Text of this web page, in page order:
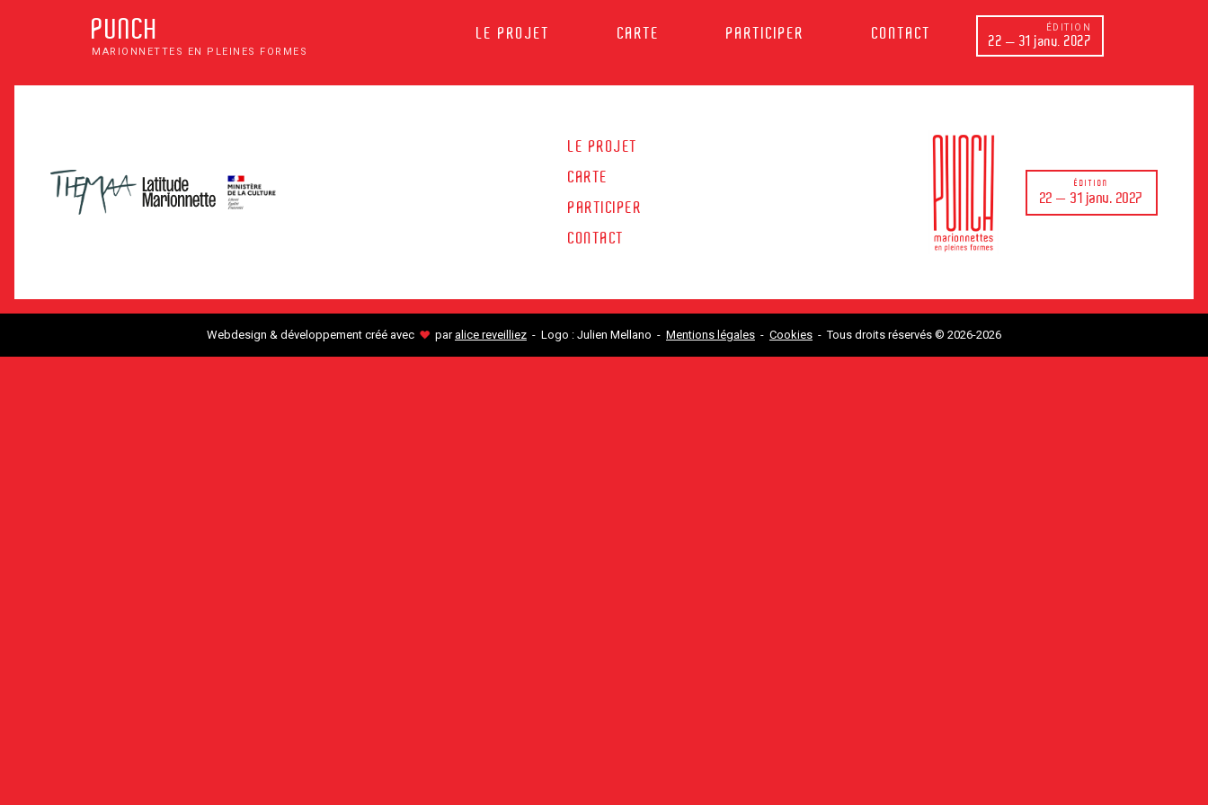
PUNCH
MARIONNETTES EN PLEINES FORMES
LE PROJET CARTE PARTICIPER CONTACT ÉDITION
22 — 31 janv. 2027
LE PROJET
CARTE
PARTICIPER
CONTACT
ÉDITION
22 — 31 janv. 2027
Webdesign & développement créé avec ♥ paralice reveilliez - Logo : Julien Mellano - Mentions légales - Cookies - Tous droits réservés © 2026-2026